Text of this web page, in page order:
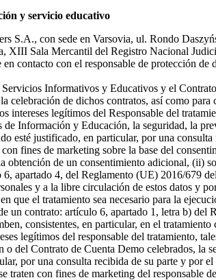
y servicio educativo
S.A., con sede en Varsovia, ul. Rondo
XIII Sala Mercantil del Registro Nacional
contacto con el responsable de protección
Informativos y Educativos y el
celebración de dichos contratos, así como
intereses legítimos del Responsable del
Información y Educación, la seguridad, la
esté justificado, en particular, por una
fines de marketing sobre la base del
obtención de un consentimiento adicional, (ii)
apartado 4, del Reglamento (UE) 2016/679
y a la libre circulación de estos datos y
que el tratamiento sea necesario para la
un contrato: artículo 6, apartado 1, letra b) del
consistentes, en particular, en el
legítimos del responsable del tratamiento,
del Contrato de Cuenta Demo celebrados, la
por una consulta recibida de su parte y
traten con fines de marketing del